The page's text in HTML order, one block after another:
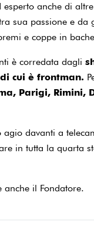
anche di
sua passione e da
e coppe in
è corredata dagli
cui è frontman.
Parigi, Rimini,
davanti a
in tutta la quarta
anche il Fondatore.